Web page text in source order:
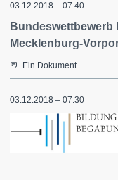
03.12.2018 – 07:40
Bundeswettbewerb
Mecklenburg-
Ein Dokument
03.12.2018 – 07:30